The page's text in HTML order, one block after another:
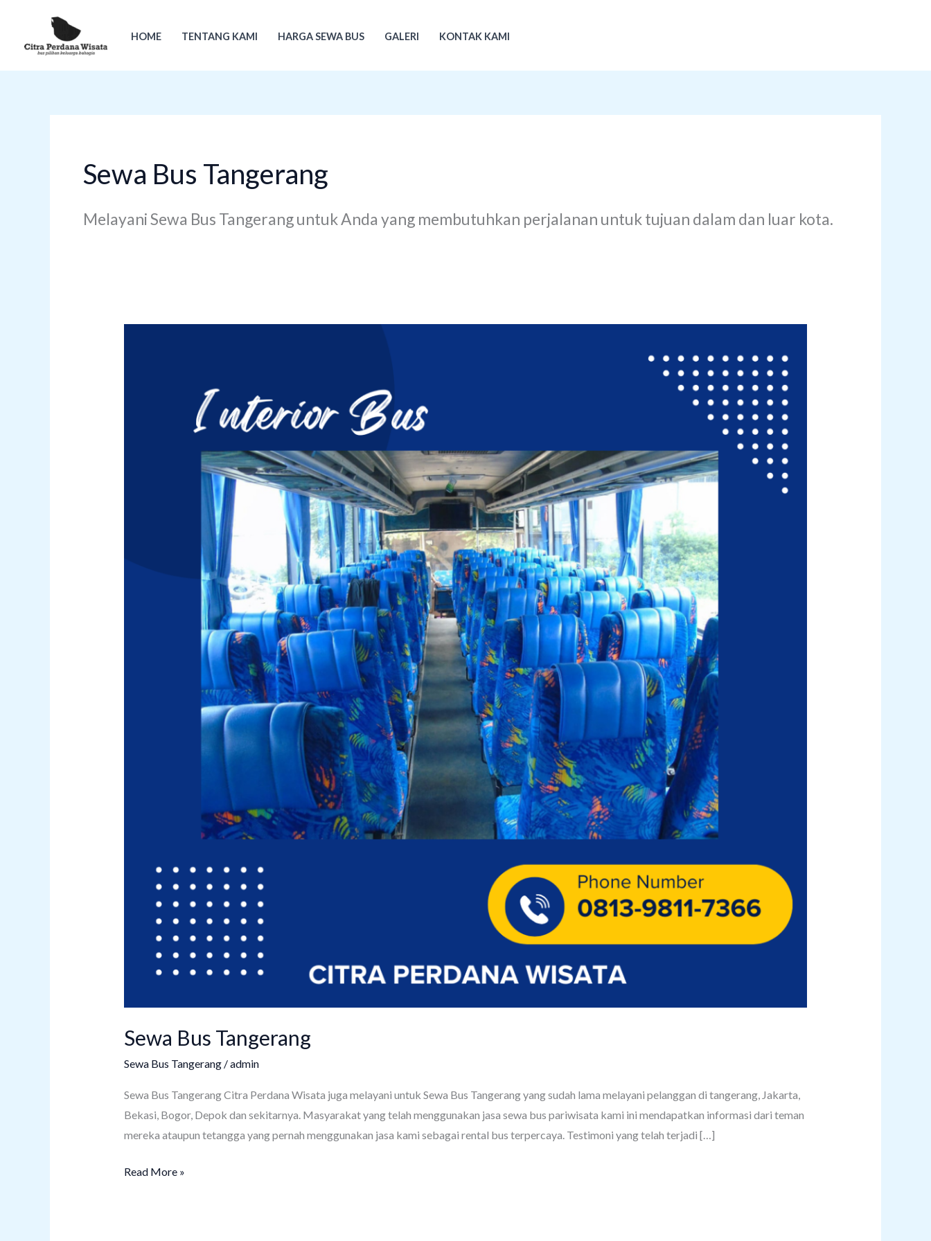
konten
HOME TENTANG KAMI HARGA SEWA BUS GALERI KONTAK KAMI
Sewa Bus Tangerang
Melayani Sewa Bus Tangerang untuk Anda yang membutuhkan perjalanan untuk tujuan dalam dan luar kota.
Sewa Bus Tangerang
Sewa Bus Tangerang/admin
Sewa Bus Tangerang Citra Perdana Wisata juga melayani untuk Sewa Bus Tangerang yang sudah lama melayani pelanggan di tangerang, Jakarta,
Bekasi, Bogor, Depok dan sekitarnya. Masyarakat yang telah menggunakan jasa sewa bus pariwisata kami ini mendapatkan informasi dari teman
mereka ataupun tetangga yang pernah menggunakan jasa kami sebagai rental bus terpercaya. Testimoni yang telah terjadi […]
Read More »